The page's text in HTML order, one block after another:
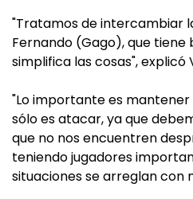
"Tratamos de intercambiar
Fernando (Gago), que tiene
simplifica las cosas", explicó
"Lo importante es
sólo es atacar, ya que
que no nos encuentren
teniendo jugadores
situaciones se arreglan con